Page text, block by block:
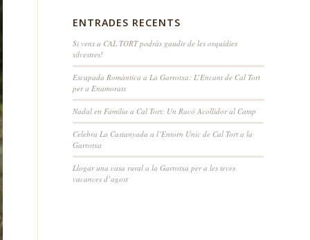
ENTRADES RECENTS
Si vens a CAL TORT podràs gaudir de les orquídies
silvestres!
Escapada Romàntica a La Garrotxa: L’Encant de Cal Tort
per a Enamorats
Nadal en Família a Cal Tort: Un Racó Acollidor al Camp
Celebra La Castanyada a l’Entorn Únic de Cal Tort a la
Garrotxa
Llogar una casa rural a la Garrotxa per a les teves
vacances d’agost